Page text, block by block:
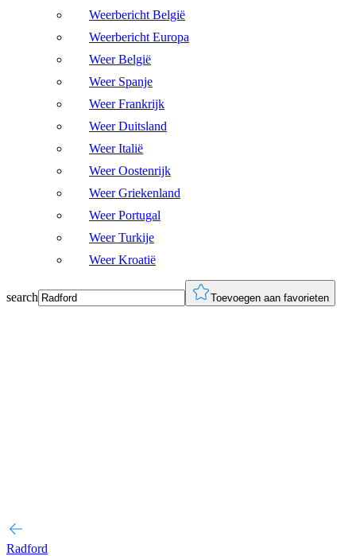
Weerbericht België
Weerbericht Europa
Weer België
Weer Spanje
Weer Frankrijk
Weer Duitsland
Weer Italië
Weer Oostenrijk
Weer Griekenland
Weer Portugal
Weer Turkije
Weer Kroatië
search Toevoegen aan favorieten
Radford